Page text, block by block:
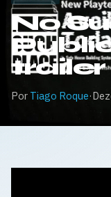
No
trailer
Por Tiago Roque·